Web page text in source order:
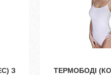
З
ТЕРМОБОДІ